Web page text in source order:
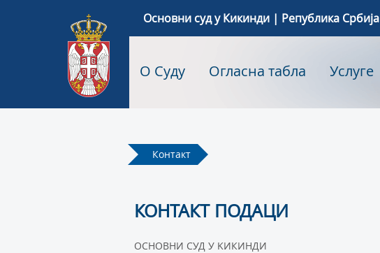
Основни суд у Кикинди | Република Србија
O Суду Огласна табла Услуге
Контакт
КОНТАКТ ПОДАЦИ
ОСНОВНИ СУД У KИКИНДИ